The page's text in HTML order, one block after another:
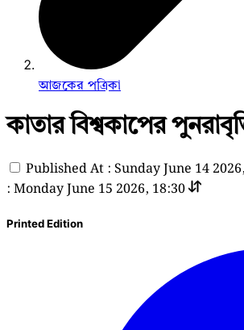
আজকের পত্রিকা
কাতার বিশ্বকাপের
Published At : Sunday June 14
: Monday June 15 2026, 18:30
Printed Edition